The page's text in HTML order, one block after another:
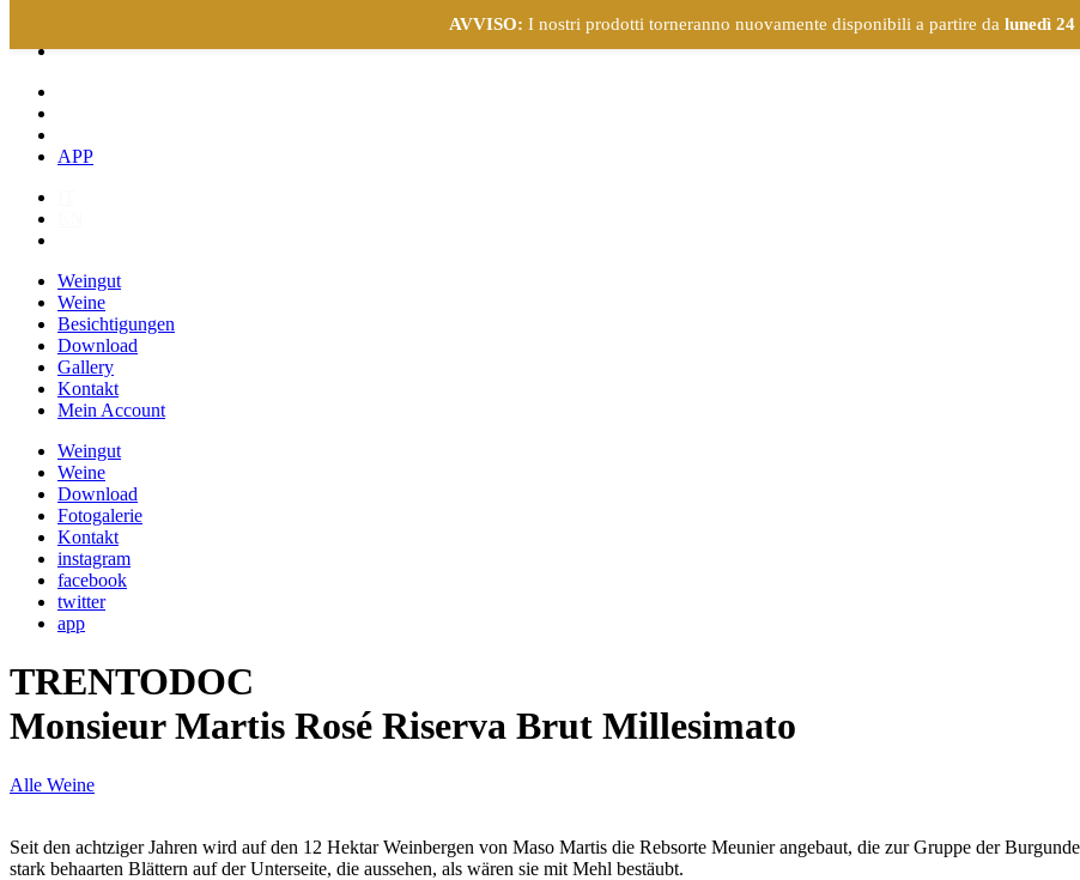
APP
Weingut
Weine
Besichtigungen
Download
Gallery
Kontakt
Mein Account
Weingut
Weine
Download
Fotogalerie
Kontakt
instagram
facebook
twitter
app
TRENTODOC
Monsieur Martis Rosé Riserva Brut Millesimato
Alle Weine
Seit den achtziger Jahren wird auf den 12 Hektar Weinbergen von Maso Martis die Rebsorte Meunier angebaut, die zur Gruppe der
stark behaarten Blättern auf der Unterseite, die aussehen, als wären sie mit Mehl bestäubt.
AVVISO: I nostri prodotti torneranno nuovamente disponibili a partire da lunedì 24